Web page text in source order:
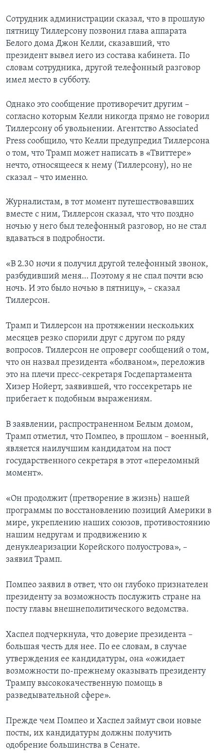
Сотрудник администрации сказал, что в прошлую
пятницу Тиллерсону позвонил глава аппарата
Белого дома Джон Келли, сказавший, что
президент вывел иего из состава кабинета. По
словам сотрудника, другой телефонный разговор
имел место в субботу.
Однако это сообщение противоречит другим –
согласно которым Келли никогда прямо не говорил
Тиллерсону об увольнении. Агентство Associated
Press сообщило, что Келли предупредил Тиллерсона
о том, что Трамп может написать в «Твиттере»
нечто, относящееся к нему (Тиллерсону), но не
сказал – что именно.
Журналистам, в тот момент путешествовавших
вместе с ним, Тиллерсон сказал, что что поздно
ночью у него был телефонный разговор, но не стал
вдаваться в подробности.
«В 2.30 ночи я получил другой телефонный звонок,
разбудивший меня… Поэтому я не спал почти всю
ночь. И это было ночью в пятницу», – сказал
Тиллерсон.
Трамп и Тиллерсон на протяжении нескольких
месяцев резко спорили друг с другом по ряду
вопросов. Тиллерсон не опроверг сообщений о том,
что он назвал президента «болваном», переложив
это на плечи пресс-секретаря Госдепартамента
Хизер Нойерт, заявившей, что госсекретарь не
прибегает к подобным выражениям.
В заявлении, распространенном Белым домом,
Трамп отметил, что Помпео, в прошлом – военный,
является наилучшим кандидатом на пост
государственного секретаря в этот «переломный
момент».
«Он продолжит (претворение в жизнь) нашей
программы по восстановлению позиций Америки в
мире, укреплению наших союзов, противостоянию
нашим недругам и продвижению к
денуклеаризации Корейского полуострова», –
заявил Трамп.
Помпео заявил в ответ, что он глубоко признателен
президенту за возможность послужить стране на
посту главы внешнеполитического ведомства.
Хаспел подчеркнула, что доверие президента –
большая честь для нее. По ее словам, в случае
утверждения ее кандидатуры, она «ожидает
возможности по-прежнему оказывать президенту
Трампу высококачественную помощь в
разведывательной сфере».
Прежде чем Помпео и Хаспел займут свои новые
посты, их кандидатуры должны получить
одобрение большинства в Сенате.